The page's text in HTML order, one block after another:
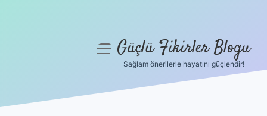
menüyüGüçlü Fikirler Blogu
Sağlam önerilerle hayatını güçlendir!